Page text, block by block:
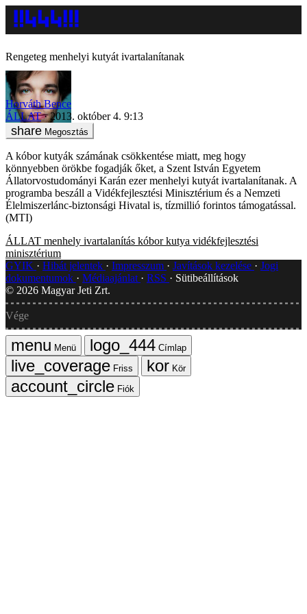
Rengeteg menhelyi kutyát ivartalanítanak
Horváth Bence
ÁLLAT
2013. október 4. 9:13
Megosztás
A kóbor kutyák számának csökkentése miatt, meg hogy
könnyebben örökbe fogadják őket, a Szent István Egyetem
Állatorvostudományi Karán ezer menhelyi kutyát ivartalanítanak. A
programba beszáll a Vidékfejlesztési Minisztérium és a Nemzeti
Élelmiszerlánc-biztonsági Hivatal is, tízmillió forintos támogatással.
(MTI)
ÁLLAT menhely ivartalanítás kóbor kutya vidékfejlesztési
minisztérium
GYIK
Hibát jelentek Impresszum Javítások kezelése
Jogi
dokumentumok
Médiaajánlat RSS
Sütibeállítások
© 2026 Magyar Jeti Zrt.
Vége
Menü
Címlap
Friss
Kör
Fiók